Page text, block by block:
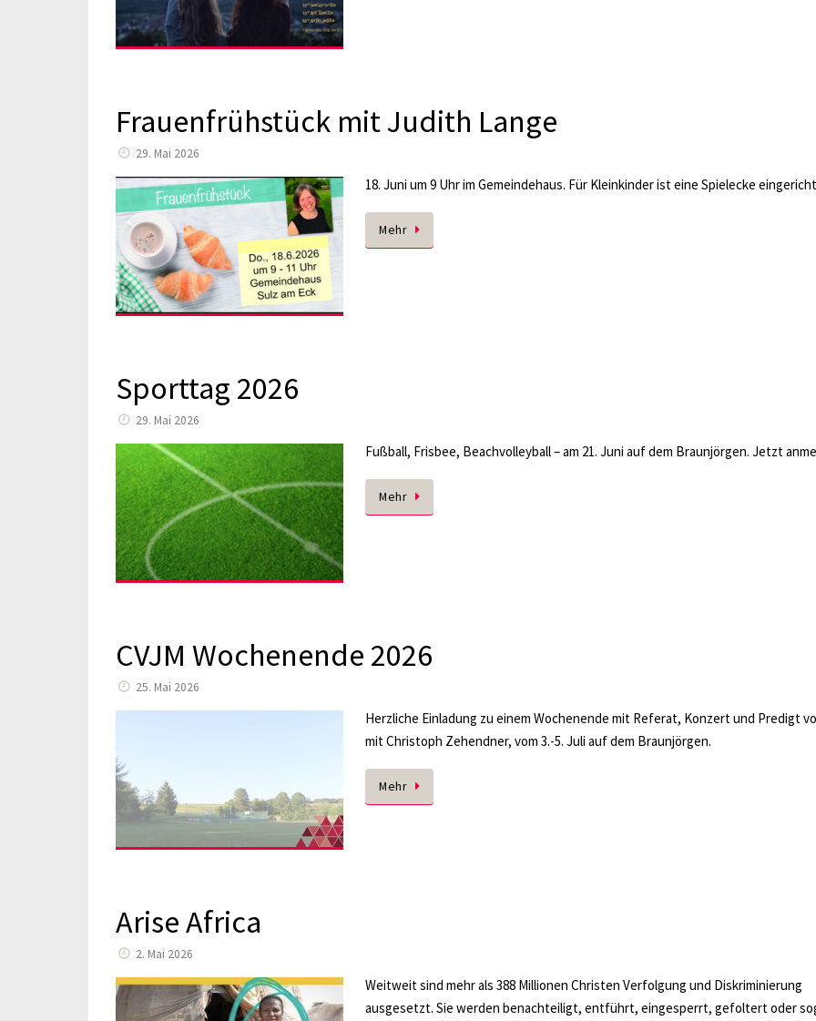
Frauenfrühstück mit Judith Lange
29. Mai 2026
18. Juni um 9 Uhr im Gemeindehaus. Für Kleinkinder ist eine Spielecke
Mehr
Sporttag 2026
29. Mai 2026
Fußball, Frisbee, Beachvolleyball – am 21. Juni auf dem Braunjörgen. Jetzt
Mehr
CVJM Wochenende 2026
25. Mai 2026
Herzliche Einladung zu einem Wochenende mit Referat, Konzert und Predigt
mit Christoph Zehendner, vom 3.-5. Juli auf dem Braunjörgen.
Mehr
Arise Africa
2. Mai 2026
Weitweit sind mehr als 388 Millionen Christen Verfolgung und Diskriminierung
ausgesetzt. Sie werden benachteiligt, entführt, eingesperrt, gefoltert oder